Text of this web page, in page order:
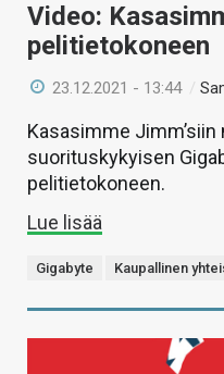
Video:
pelitietokoneen
23.12.2021 - 13:44 /
Kasasimme
suorituskykyisen
pelitietokoneen.
Lue lisää
Gigabyte Kaupallinen